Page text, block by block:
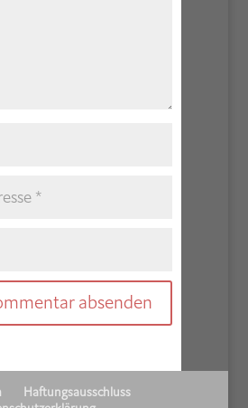
Haftungsausschluss